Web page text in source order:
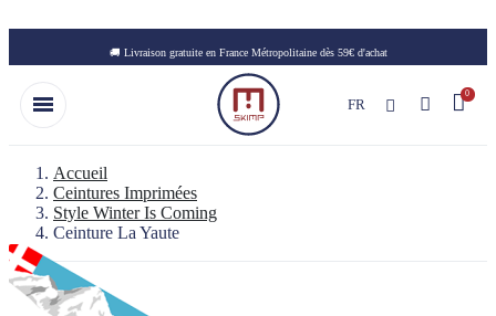
🚚 Livraison gratuite en France Métropolitaine dès 59€ d'achat
FR
Accueil
Ceintures Imprimées
Style Winter Is Coming
Ceinture La Yaute